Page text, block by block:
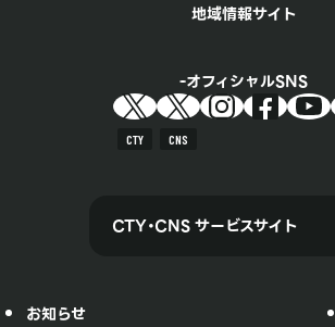
地域情報サイト
オフィシャルSNS
CTY CNS
CTY・CNS サービスサイト
お知らせ